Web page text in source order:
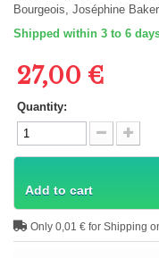
Bourgeois, Joséphine
Shipped within 3 to 6
27,00 €
Quantity:
Add to cart
Only 0,01 € for Shipping